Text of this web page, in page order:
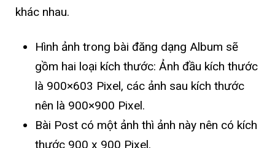
khác nhau.
Hình ảnh trong bài đăng dạng Album sẽ
gồm hai loại kích thước: Ảnh đầu kích thước
là 900×603 Pixel, các ảnh sau kích thước
nên là 900×900 Pixel.
Bài Post có một ảnh thì ảnh này nên có kích
thước 900 x 900 Pixel.